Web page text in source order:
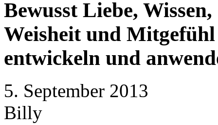
Bewusst Liebe, Wissen,
Weisheit und Mitgefühl
entwickeln und
5. September 2013
Billy